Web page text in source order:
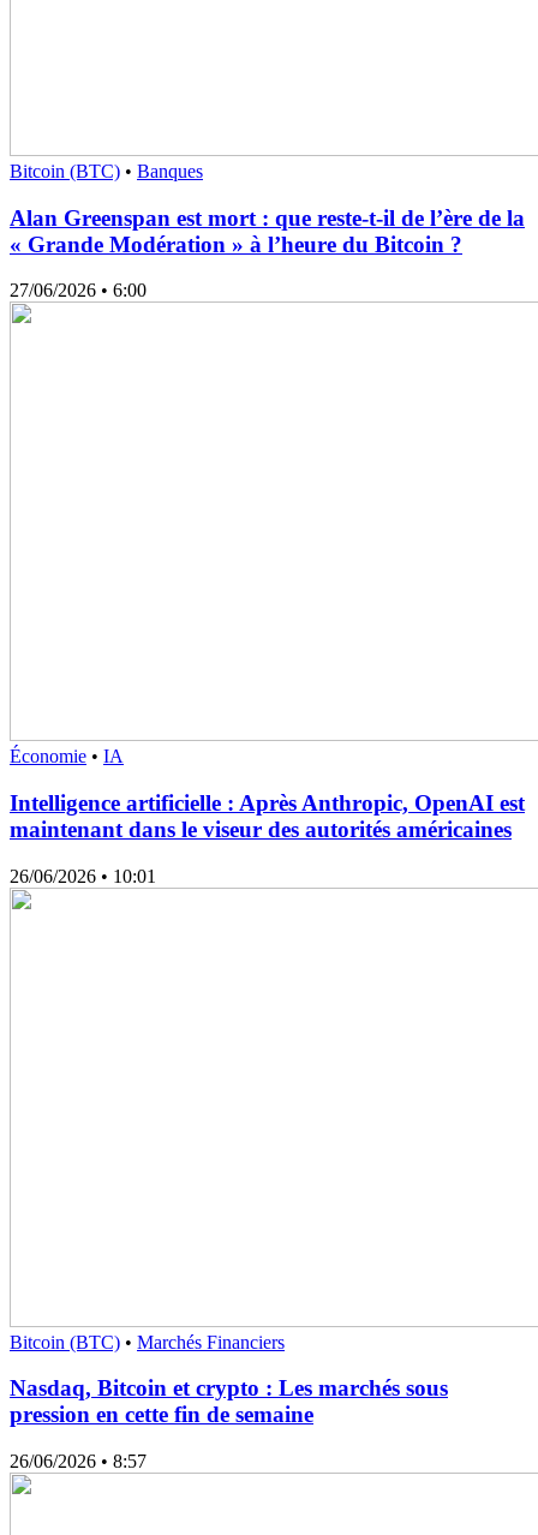
Bitcoin (BTC) • Banques
Alan Greenspan est mort : que reste-t-il de l’ère de la
« Grande Modération » à l’heure du Bitcoin ?
27/06/2026 • 6:00
Économie • IA
Intelligence artificielle : Après Anthropic, OpenAI est
maintenant dans le viseur des autorités américaines
26/06/2026 • 10:01
Bitcoin (BTC) • Marchés Financiers
Nasdaq, Bitcoin et crypto : Les marchés sous
pression en cette fin de semaine
26/06/2026 • 8:57